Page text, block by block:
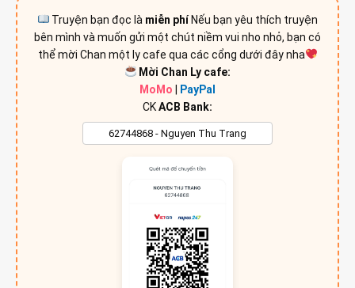
Truyện bạn đọc là miễn phíNếu bạn yêu thích truyện
bên mình và muốn gửi một chút niềm vui nho nhỏ, bạn có
thể mời Chan một ly cafe qua các cổng dưới đây nha
Mời Chan Ly cafe:
MoMo
PayPal
CKACB Bank: